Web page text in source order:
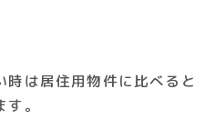
時は居住用物件に比べると
。